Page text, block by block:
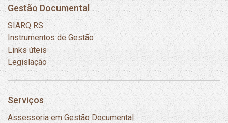
Gestão Documental
SIARQ RS
Instrumentos de Gestão
Links úteis
Legislação
Serviços
Assessoria em Gestão Documental